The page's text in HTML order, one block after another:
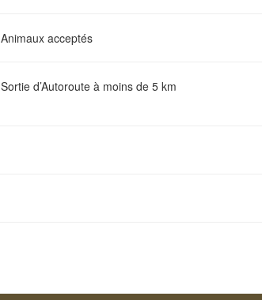
Animaux acceptés
Sortie d’Autoroute à moins de 5 km